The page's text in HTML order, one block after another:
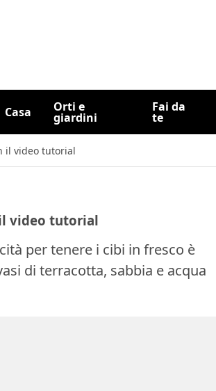
Casa Orti e
giardini
Fai da
te
il video tutorial
video tutorial
per tenere i cibi in fresco è
di terracotta, sabbia e acqua